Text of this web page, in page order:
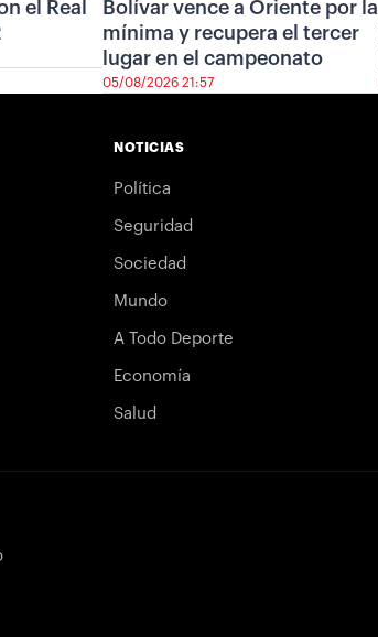
el Real
Bolívar vence a Oriente por la
mínima y recupera el tercer
lugar en el campeonato
05/08/2026 21:57
NOTICIAS
Política
Seguridad
Sociedad
Mundo
A Todo Deporte
Economía
Salud